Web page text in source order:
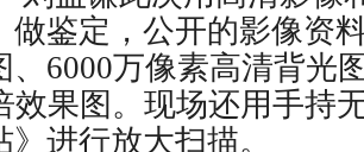
做鉴定，公开的影像资
6000万像素高清背光
效果图。现场还用手持
》进行放大扫描。